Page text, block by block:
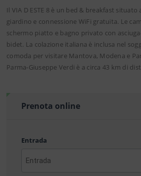
Il VIA D ESTE 8 è un bed & breakfast
giardino e connessione WiFi gratuita. Le
schermo piatto e bagno privato con
bidet. La colazione italiana è inclusa nel
comoda per visitare Mantova, Modena e
Parma-Giuseppe Verdi è a circa 43 km di
Prenota online
Entrada
AAAA